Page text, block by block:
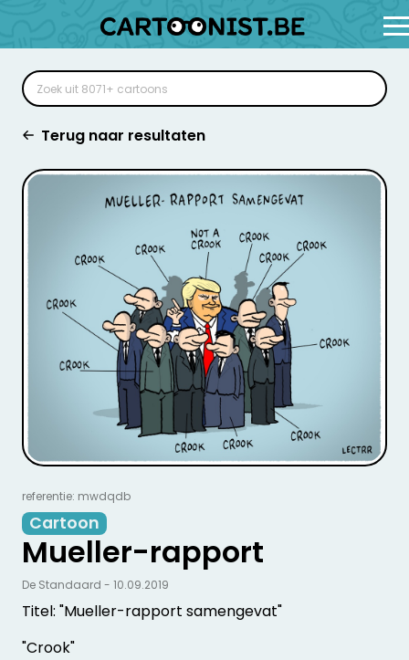
Terug naar resultaten
referentie: mwdqdb
Cartoon
Mueller-rapport
Titel: "Mueller-rapport samengevat"
"Crook"
De Standaard - 10.09.2019